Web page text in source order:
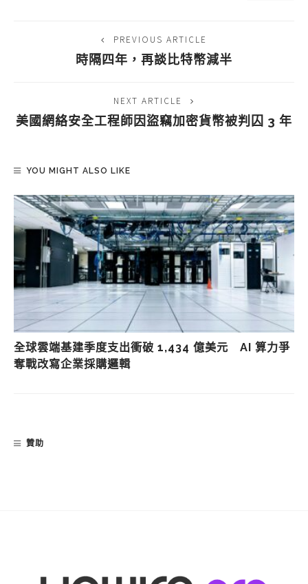
PREVIOUS ARTICLE
時隔四年，再談比特幣減半
NEXT ARTICLE
美國網絡安全工程師因盜竊加密貨幣被判囚 3 年
YOU MIGHT ALSO LIKE
全球雲端基建季度支出衝破 1,434 億美元 AI 算力爭
奪戰改寫企業採購邏輯
贊助